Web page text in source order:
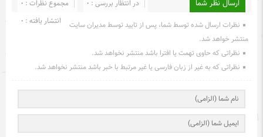
ارسال نظر شما مجموع نظرات : 0
در انتظار بررسی : 0
انتشار یافته : 0
نظرات ارسال شده توسط شما، پس از تایید توسط مدیران سایت
منتشر خواهد شد.
نظراتی که حاوی تهمت یا افترا باشد منتشر نخواهد شد.
نظراتی که به غیر از زبان فارسی یا غیر مرتبط با خبر باشد منتشر نخواهد شد.